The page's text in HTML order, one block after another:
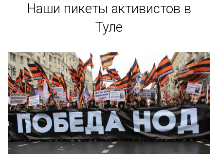
Наши пикеты активистов в
Туле